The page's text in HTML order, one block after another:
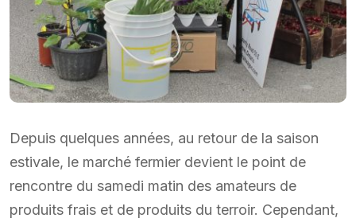
Depuis quelques années, au retour de la saison
estivale, le marché fermier devient le point de
rencontre du samedi matin des amateurs de
produits frais et de produits du terroir. Cependant,